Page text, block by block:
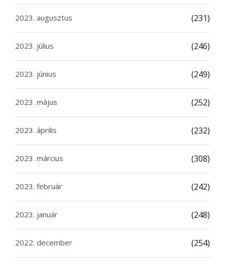
2023. augusztus (231)
2023. július (246)
2023. június (249)
2023. május (252)
2023. április (232)
2023. március (308)
2023. február (242)
2023. január (248)
2022. december (254)